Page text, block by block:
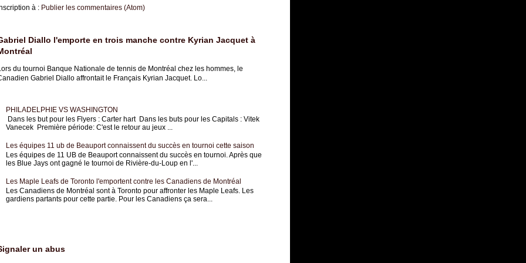
à : Publier les commentaires (Atom)
Diallo l'emporte en trois manche contre Kyrian Jacquet à
du tournoi Banque Nationale de tennis de Montréal chez les hommes, le
Gabriel Diallo affrontait le Français Kyrian Jacquet. Lo...
PHILADELPHIE VS WASHINGTON
Dans les but pour les Flyers : Carter hart Dans les buts pour les Capitals : Vitek
Vanecek Première période: C'est le retour au jeux ...
Les équipes 11 ub de Beauport connaissent du succès en tournoi cette saison
Les équipes de 11 UB de Beauport connaissent du succès en tournoi. Après que
les Blue Jays ont gagné le tournoi de Rivière-du-Loup en l'...
Les Maple Leafs de Toronto l'emportent contre les Canadiens de Montréal
Les Canadiens de Montréal sont à Toronto pour affronter les Maple Leafs. Les
gardiens partants pour cette partie. Pour les Canadiens ça sera...
un abus